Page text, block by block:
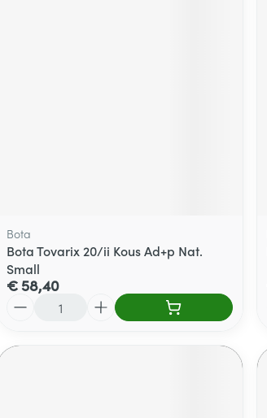
Bota
Bota Tovarix 20/ii Kous Ad+p Nat.
Small
€ 58,40